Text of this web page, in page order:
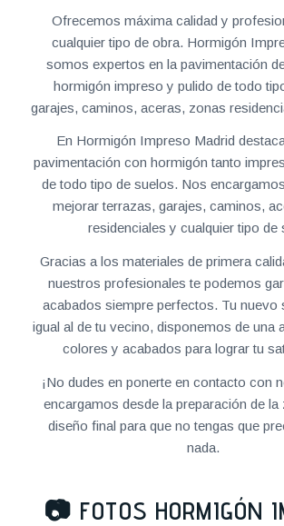
Ofrecemos máxima calidad y
cualquier tipo de obra. Hormigón
somos expertos en la pavimentación
hormigón impreso y pulido de todo
garajes, caminos, aceras, zonas
En Hormigón Impreso Madrid
pavimentación con hormigón tanto
de todo tipo de suelos. Nos
mejorar terrazas, garajes, caminos,
residenciales y cualquier tipo de
Gracias a los materiales de primera
nuestros profesionales te podemos
acabados siempre perfectos. Tu nuevo
igual al de tu vecino, disponemos de una
colores y acabados para lograr tu
¡No dudes en ponerte en contacto con
encargamos desde la preparación de la
diseño final para que no tengas que
nada.
📷 FOTOS HORMIGÓN